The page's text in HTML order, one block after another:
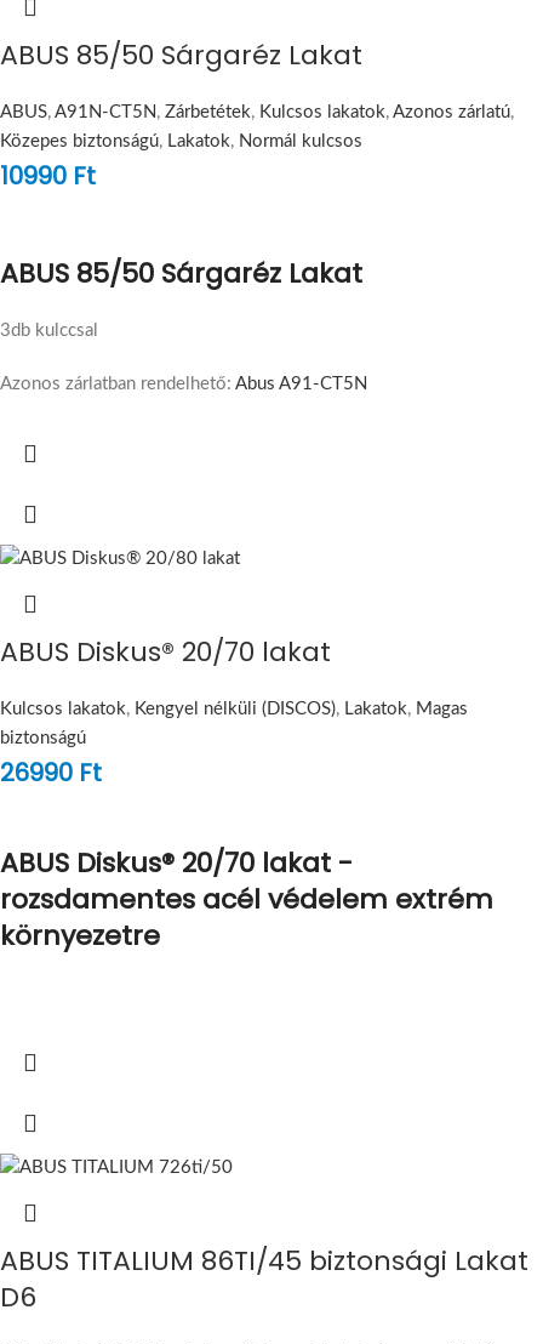
ABUS 85/50 Sárgaréz Lakat
ABUS, A91N-CT5N , Zárbetétek, Kulcsos lakatok, Azonos zárlatú,
Közepes biztonságú, Lakatok, Normál kulcsos
10990 Ft
ABUS 85/50 Sárgaréz Lakat
3db kulccsal
Azonos zárlatban rendelhető: Abus A91-CT5N
ABUS Diskus® 20/70 lakat
Kulcsos lakatok, Kengyel nélküli (DISCOS), Lakatok, Magas
biztonságú
26990 Ft
ABUS Diskus® 20/70 lakat -
rozsdamentes acél védelem extrém
környezetre
ABUS TITALIUM 86TI/45 biztonsági Lakat
D6